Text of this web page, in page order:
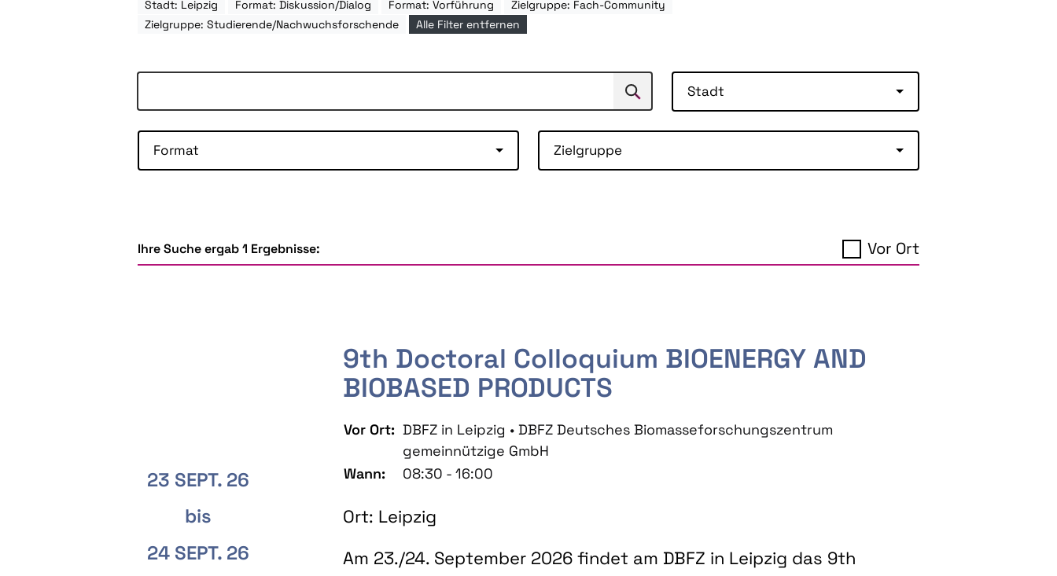
Stadt: Leipzig Format: Diskussion/Dialog Format: Vorführung
Zielgruppe: Fach-Community
Zielgruppe: Studierende/Nachwuchsforschende
Alle Filter entfernen
Suchen Stadt
Format Zielgruppe
Ihre Suche ergab 1 Ergebnisse: Vor Ort
23 SEPT. 26
bis
24 SEPT. 26
9th Doctoral Colloquium BIOENERGY AND
BIOBASED PRODUCTS
Vor Ort: DBFZ in Leipzig • DBFZ Deutsches Biomasseforschungszentrum
gemeinnützige GmbH
Wann:
08:30 - 16:00
Ort: Leipzig
Am 23./24. September 2026 findet am DBFZ in Leipzig das 9th